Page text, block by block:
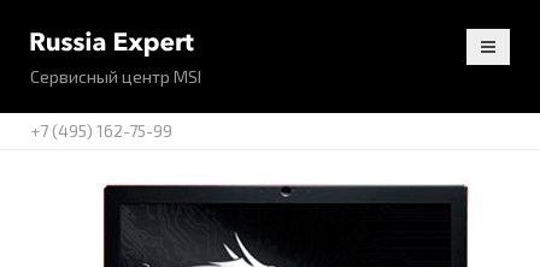
Сервисный центр MSI
+7 (495) 162-75-99